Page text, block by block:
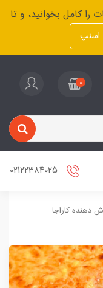
کامل بخوانید، و تا
اسنپ
0
دهنده کاراجا